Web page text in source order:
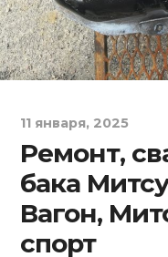
11 января, 2025
Ремонт,
бака
Вагон,
спорт